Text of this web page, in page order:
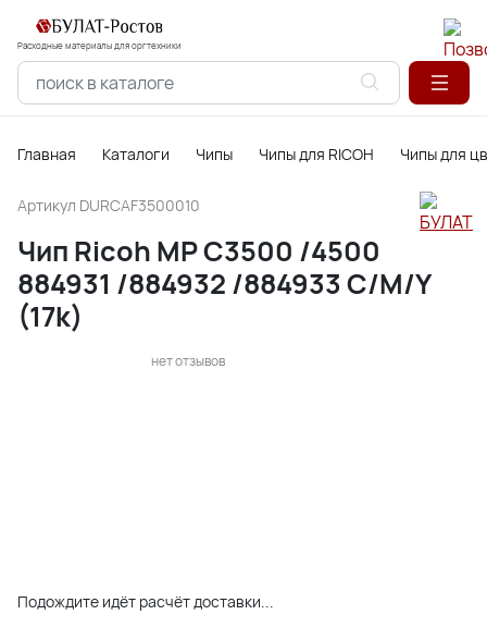
Расходные материалы для оргтехники
Главная Каталоги Чипы Чипы для RICOH Чипы для
Артикул DURCAF3500010
Чип Ricoh MP C3500 /4500
884931 /884932 /884933 C/M/Y
(17k)
нет отзывов
Подождите идёт расчёт доставки...